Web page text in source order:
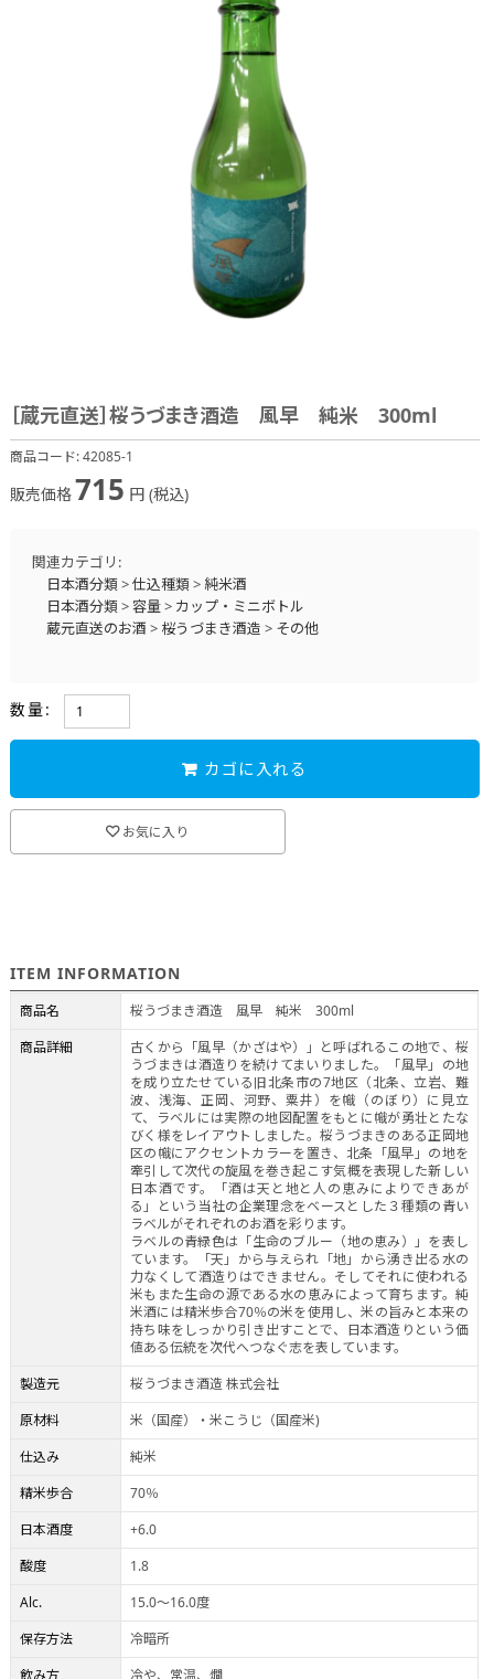
［蔵元直送］桜うづまき酒造 風早 純米 300ml
商品コード:42085-1
販売価格715 円 (税込)
関連カテゴリ:
日本酒分類>仕込種類> 純米酒
日本酒分類>容量> カップ・ミニボトル
蔵元直送のお酒 > 桜うづまき酒造 > その他
数量:
カゴに入れる
お気に入り
ITEM INFORMATION
商品名
桜うづまき酒造 風早 純米 300ml
商品詳細
古くから「風早（かざはや）」と呼ばれるこの地で、桜
うづまきは酒造りを続けてまいりました。「風早」の地
を成り立たせている旧北条市の7地区（北条、立岩、難
波、浅海、正岡、河野、粟井）を幟（のぼり）に見立
て、ラベルには実際の地図配置をもとに幟が勇壮とたな
びく様をレイアウトしました。桜うづまきのある正岡地
区の幟にアクセントカラーを置き、北条「風早」の地を
牽引して次代の旋風を巻き起こす気概を表現した新しい
日本酒です。「酒は天と地と人の恵みによりできあが
る」という当社の企業理念をベースとした３種類の青い
ラベルがそれぞれのお酒を彩ります。
ラベルの青緑色は「生命のブルー（地の恵み）」を表し
ています。「天」から与えられ「地」から湧き出る水の
力なくして酒造りはできません。そしてそれに使われる
米もまた生命の源である水の恵みによって育ちます。純
米酒には精米歩合70％の米を使用し、米の旨みと本来の
持ち味をしっかり引き出すことで、日本酒造りという価
値ある伝統を次代へつなぐ志を表しています。
製造元
桜うづまき酒造 株式会社
原材料
米（国産）・米こうじ（国産米)
仕込み
純米
精米歩合
70％
日本酒度
+6.0
酸度
1.8
Alc.
15.0～16.0度
保存方法
冷暗所